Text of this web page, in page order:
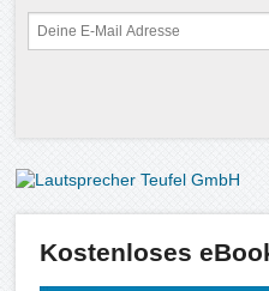
Kostenloses